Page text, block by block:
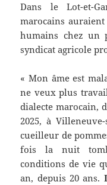
Dans le Lot-et-
marocains
humains chez un
syndicat agricole
« Mon âme est
ne veux plus
dialecte marocain,
2025, à
cueilleur de
fois la nuit
conditions de vie
an, depuis 20 ans.